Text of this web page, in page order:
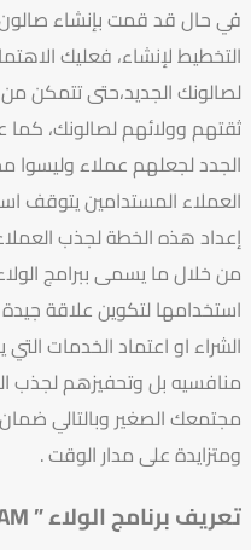
في حال قد قمت بإنشاء
التخطيط لإنشاء، فعليك
لصالونك الجديد،حتى تتمكن
ثقتهم وولائهم لصالونك،
الجدد لجعلهم عملاء وليسوا
العملاء المستدامين يتوقف
إعداد هذه الخطة لجذب
من خلال ما يسمى ببرامج
استخدامها لتكوين علاقة
الشراء او اعتماد الخدمات
منافسيه بل وتحفيزهم لجذب
مجتمعك الصغير وبالتالي
ومتزايدة على مدار الوقت .
تعريف برنامج الولاء ” LOYALTY PROGRAM”: